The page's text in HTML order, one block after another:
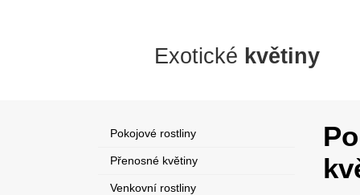
Exotické květiny
Pokojové rostliny
Přenosné květiny
Venkovní rostliny